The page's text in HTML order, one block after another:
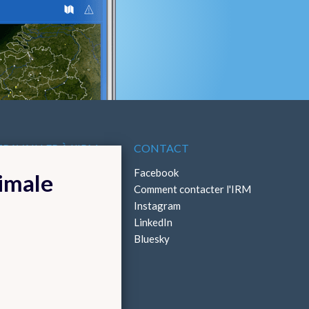
À L'IRM CONTACT
Facebook
Comment contacter l'IRM
Instagram
LinkedIn
Bluesky